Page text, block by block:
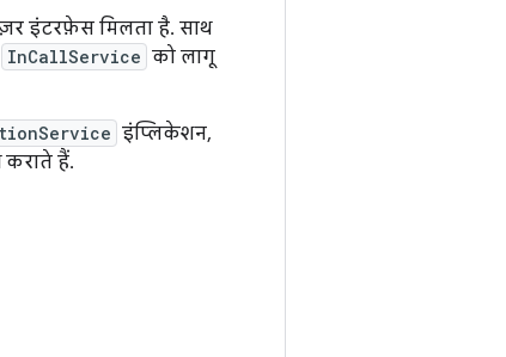
इंटरफ़ेस मिलता है. साथ
InCallService को लागू
इंप्लिकेशन,
हैं.